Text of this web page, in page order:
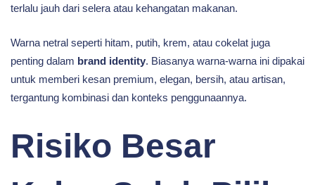
terlalu jauh dari selera atau kehangatan makanan.
Warna netral seperti hitam, putih, krem, atau cokelat juga
penting dalam brand identity. Biasanya warna-warna ini dipakai
untuk memberi kesan premium, elegan, bersih, atau artisan,
tergantung kombinasi dan konteks penggunaannya.
Risiko Besar